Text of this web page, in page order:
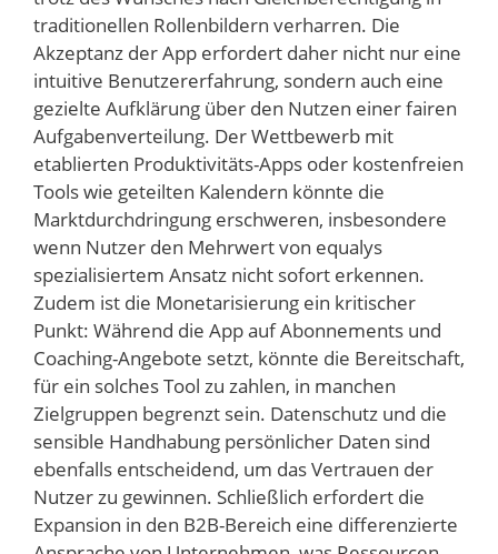
traditionellen Rollenbildern verharren. Die
Akzeptanz der App erfordert daher nicht nur eine
intuitive Benutzererfahrung, sondern auch eine
gezielte Aufklärung über den Nutzen einer fairen
Aufgabenverteilung. Der Wettbewerb mit
etablierten Produktivitäts-Apps oder kostenfreien
Tools wie geteilten Kalendern könnte die
Marktdurchdringung erschweren, insbesondere
wenn Nutzer den Mehrwert von equalys
spezialisiertem Ansatz nicht sofort erkennen.
Zudem ist die Monetarisierung ein kritischer
Punkt: Während die App auf Abonnements und
Coaching-Angebote setzt, könnte die Bereitschaft,
für ein solches Tool zu zahlen, in manchen
Zielgruppen begrenzt sein. Datenschutz und die
sensible Handhabung persönlicher Daten sind
ebenfalls entscheidend, um das Vertrauen der
Nutzer zu gewinnen. Schließlich erfordert die
Expansion in den B2B-Bereich eine differenzierte